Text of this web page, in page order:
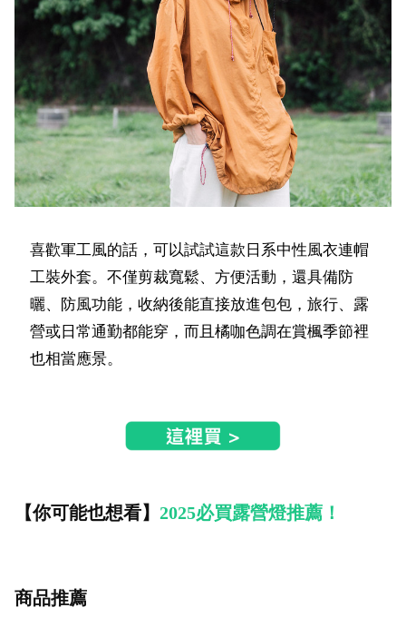
喜歡軍工風的話，可以試試這款日系中性風衣連帽
工裝外套。不僅剪裁寬鬆、方便活動，還具備防
曬、防風功能，收納後能直接放進包包，旅行、露
營或日常通勤都能穿，而且橘咖色調在賞楓季節裡
也相當應景。
【你可能也想看】 2025必買露營燈推薦！
商品推薦